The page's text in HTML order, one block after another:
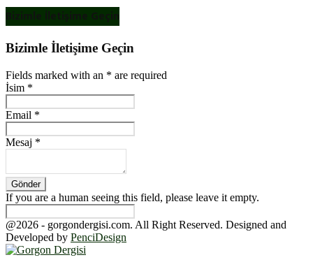
Bizimle İletişime Geçin
Bizimle İletişime Geçin
Fields marked with an * are required
İsim *
Email *
Mesaj *
If you are a human seeing this field, please leave it empty.
@2026 - gorgondergisi.com. All Right Reserved. Designed and
Developed by PenciDesign